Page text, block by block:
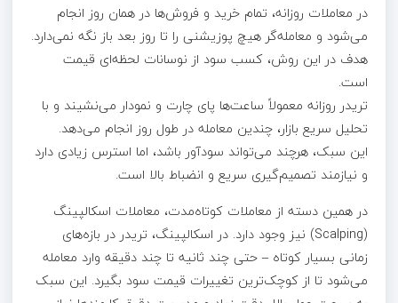
در معاملات روزانه، تمام خرید و فروش‌ها در همان روز انجام
می‌شود و معامله‌گر هیچ پوزیشنی را تا روز بعد باز نگه نمی‌دارد.
هدف در این روش، کسب سود از نوسانات لحظه‌ای قیمت
است.
تریدر روزانه معمولاً ساعت‌ها پای چارت و نمودار می‌نشیند و با
تحلیل سریع بازار، چندین معامله در طول روز انجام می‌دهد.
این سبک، هرچند می‌تواند سودآور باشد، اما استرس زیادی دارد
و نیازمند تصمیم‌گیری سریع و انضباط بالا است.
در همین دسته از معاملات کوتاه‌مدت، معاملات اسکالپینگ
(Scalping) نیز وجود دارد. در اسکالپینگ، تریدر در بازه‌های
زمانی بسیار کوتاه – حتی چند ثانیه تا چند دقیقه وارد معامله
می‌شود تا از کوچک‌ترین تغییرات قیمت سود بگیرد. این سبک